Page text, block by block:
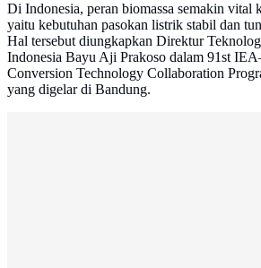
Di Indonesia, peran biomassa semakin vital
yaitu kebutuhan pasokan listrik stabil dan
Hal tersebut diungkapkan Direktur
Indonesia Bayu Aji Prakoso dalam 91st
Conversion Technology Collaboration
yang digelar di Bandung.